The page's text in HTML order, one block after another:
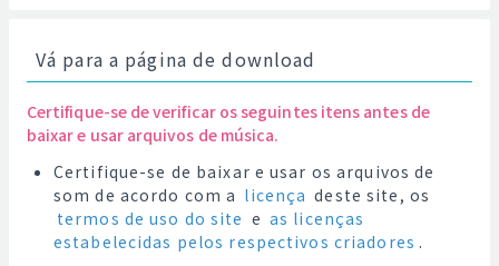
Vá para a página de download
Certifique-se de verificar os seguintes itens antes de
baixar e usar arquivos de música.
Certifique-se de baixar e usar os arquivos de
som de acordo com a licença deste site, os
termos de uso do site e as licenças
estabelecidas pelos respectivos criadores .